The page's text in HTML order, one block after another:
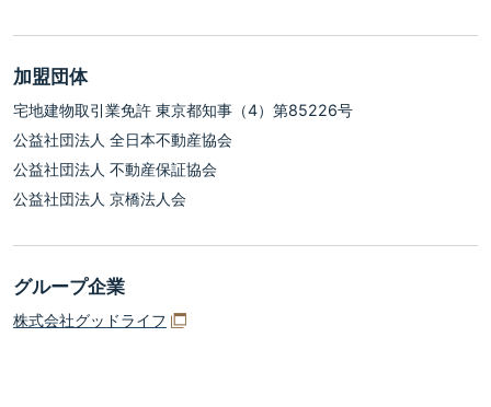
加盟団体
宅地建物取引業免許 東京都知事（4）第85226号
公益社団法人 全日本不動産協会
公益社団法人 不動産保証協会
公益社団法人 京橋法人会
グループ企業
株式会社グッドライフ